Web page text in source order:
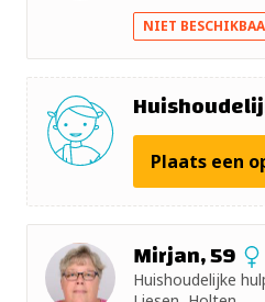
NIET
Plaats een
Mirjan, 59
Huishoudelijke